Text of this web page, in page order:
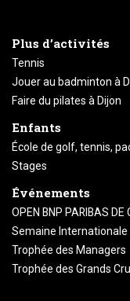
Plus d’activités
Tennis
Jouer au badminton à
Faire du pilates à Dijon
Enfants
École de golf, tennis,
Stages
Événements
OPEN BNP PARIBAS DE
Semaine Internationale
Trophée des Managers
Trophée des Grands